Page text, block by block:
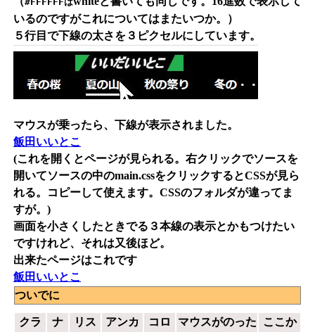
いるのですがこれについてはまたいつか。）
５行目で下線の太さを３ピクセルにしています。
マウスが乗ったら、下線が表示されました。
飯田いいとこ
(これを開くとページが見られる。右クリックでソースを
開いてソースの中のmain.cssをクリックするとCSSが見ら
れる。コピーして使えます。CSSのフォルダが違ってま
すが。)
画面を小さくしたときでる３本線の表示とかもつけたい
ですけれど、それは又後ほど。
出来たページはこれです
飯田いいとこ
ついでに
クラ
ナ
リス
アンカ
コロ
マウスがのった
ここか